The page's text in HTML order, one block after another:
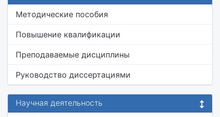
Методические пособия
Повышение квалификации
Преподаваемые дисциплины
Руководство диссертациями
Научная деятельность